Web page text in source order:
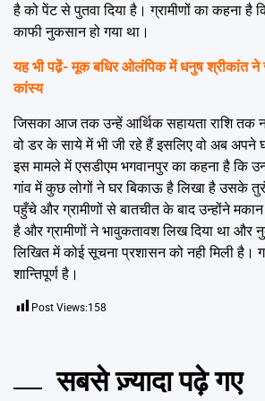
है को पेंट से पुतवा दिया है। ग्रामीणों का कहना है
काफी नुकसान हो गया था।
यह भी पढे़ं-मूक बधिर ओलंपिक में धनुष श्रीकांत ने
कांस्य
जिसका आज तक उन्हें आर्थिक सहायता राशि तक
वो डर के साये में भी जी रहे हैं इसलिए वो अब अपने
इस मामले में एसडीएम भगवानपुर का कहना है कि
गांव में कुछ लोगों ने घर बिकाऊ है लिखा है उसके
पहुँचे और ग्रामीणों से बातचीत के बाद उन्होंने मकान
है और ग्रामीणों ने भावुकतावश लिख दिया था
लिखित में कोई सूचना प्रशासन को नही मिली है।
शान्तिपूर्ण है।
Post Views:158
सबसे ज़्यादा पढ़े गए